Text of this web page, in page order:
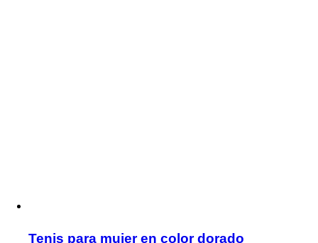
Tenis para mujer en color dorado